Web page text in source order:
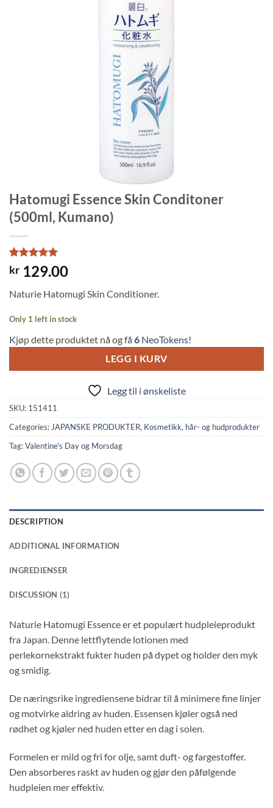
Hatomugi Essence Skin Conditoner
(500ml, Kumano)
Rated5
out of 5
1
customer
kr 129.00
Naturie Hatomugi Skin Conditioner.
Only 1 left in stock
Kjøp dette produktet nå og få 6 NeoTokens!
LEGG I KURV
Legg til i ønskeliste
SKU: 151411
Categories:JAPANSKE PRODUKTER, Kosmetikk, hår- og hudprodukter
Tag:Valentine's Day og Morsdag
DESCRIPTION
ADDITIONAL INFORMATION
INGREDIENSER
DISCUSSION (1)
Naturie Hatomugi Essence er et populært hudpleieprodukt
fra Japan. Denne lettflytende lotionen med
perlekornekstrakt fukter huden på dypet og holder den myk
og smidig.
De næringsrike ingrediensene bidrar til å minimere fine linjer
og motvirke aldring av huden. Essensen kjøler også ned
rødhet og kjøler ned huden etter en dag i solen.
Formelen er mild og fri for olje, samt duft- og fargestoffer.
Den absorberes raskt av huden og gjør den påfølgende
hudpleien mer effektiv.